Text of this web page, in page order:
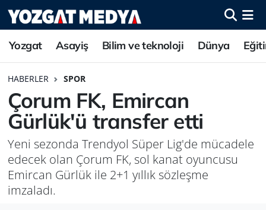
Yozgat Asayiş Bilim ve teknoloji Dünya
HABERLER SPOR
Çorum FK, Emircan
Gürlük'ü transfer etti
Yeni sezonda Trendyol Süper Lig'de mücadele
edecek olan Çorum FK, sol kanat oyuncusu
Emircan Gürlük ile 2+1 yıllık sözleşme
imzaladı.